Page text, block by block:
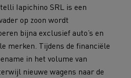
Iapichino SRL is een
op zoon wordt
bijna exclusief auto’s en
merken. Tijdens de financiële
in het volume van
nieuwe wagens naar de